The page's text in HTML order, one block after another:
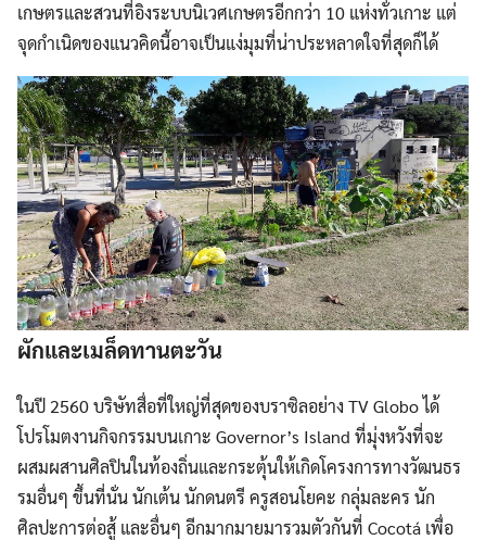
เกษตรและสวนที่อิงระบบนิเวศเกษตรอีกกว่า 10 แห่งทั่วเกาะ แต่
จุดกำเนิดของแนวคิดนี้อาจเป็นแง่มุมที่น่าประหลาดใจที่สุดก็ได้
ผักและเมล็ดทานตะวัน
ในปี 2560 บริษัทสื่อที่ใหญ่ที่สุดของบราซิลอย่าง TV Globo ได้
โปรโมตงานกิจกรรมบนเกาะ Governor’s Island ที่มุ่งหวังที่จะ
ผสมผสานศิลปินในท้องถิ่นและกระตุ้นให้เกิดโครงการทางวัฒนธร
รมอื่นๆ ขึ้นที่นั่น นักเต้น นักดนตรี ครูสอนโยคะ กลุ่มละคร นัก
ศิลปะการต่อสู้ และอื่นๆ อีกมากมายมารวมตัวกันที่ Cocotá เพื่อ